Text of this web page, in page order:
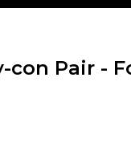
con Pair -